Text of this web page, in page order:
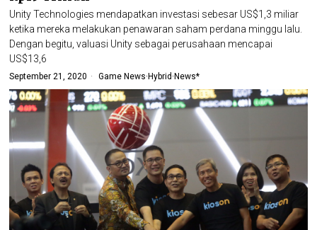
Unity Technologies mendapatkan investasi sebesar US$1,3 miliar
ketika mereka melakukan penawaran saham perdana minggu lalu.
Dengan begitu, valuasi Unity sebagai perusahaan mencapai
US$13,6
September 21, 2020 Game News· Hybrid · News*